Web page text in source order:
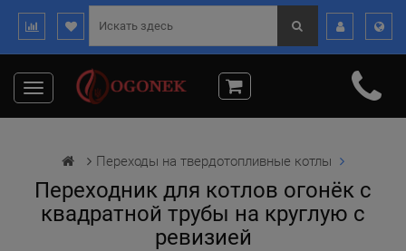
Toggle
navigation
Переходы на твердотопливные котлы
Переходник для котлов огонёк с
квадратной трубы на круглую с
ревизией